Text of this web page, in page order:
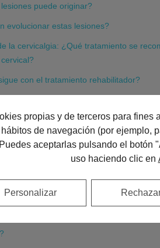
puede originar?
evolucionar estas lesiones?
la cervicalgia: ¿Qué tratamiento se
con el tratamiento rehabilitador?
en los que estas técnicas no funcionan?
la rizolisis?
la radiofrecuencia?
persiste, hay algo más?
propias y de terceros para fines
de navegación (por ejemplo,
aceptarlas pulsando el botón
uso haciendo clic en
Personalizar